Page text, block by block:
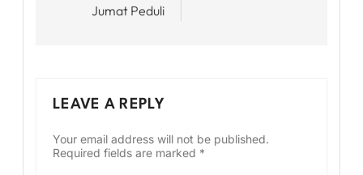
Jumat Peduli
LEAVE A REPLY
Your email address will not be published.
Required fields are marked *